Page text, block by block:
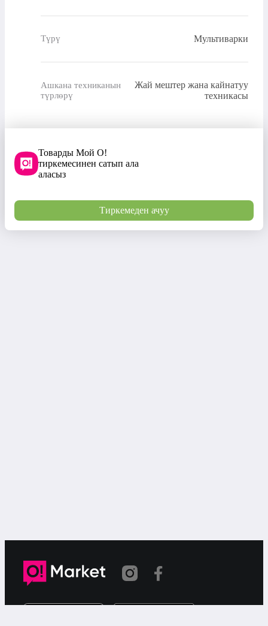
Түрү Мультиварки
Ашкана техниканын
түрлөрү
Жай мештер жана кайнатуу
техникасы
Товарды Мой О!
тиркемесинен сатып ала
аласыз
Тиркемеден ачуу